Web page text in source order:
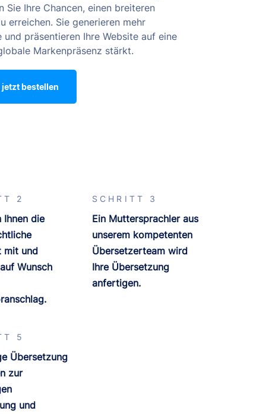
Sie Ihre Chancen, einen breiteren
erreichen. Sie generieren mehr
und präsentieren Ihre Website auf eine
Markenpräsenz stärkt.
bestellen
2
Ihnen die
mit und
Wunsch
SCHRITT 3
Ein Muttersprachler aus
unserem kompetenten
Übersetzerteam wird
Ihre Übersetzung
anfertigen.
5
Übersetzung
zur
und